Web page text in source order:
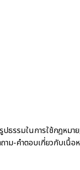
ธรรมในการใช้กฎหม
ม-คำตอบเกี่ยวกับเนื้